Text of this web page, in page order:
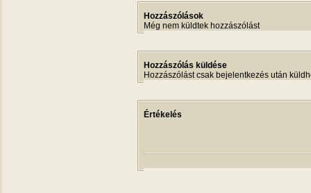
Hozzászólások
Még nem küldtek hozzászólást
Hozzászólás küldése
Hozzászólást csak bejelentkezés után
Értékelés